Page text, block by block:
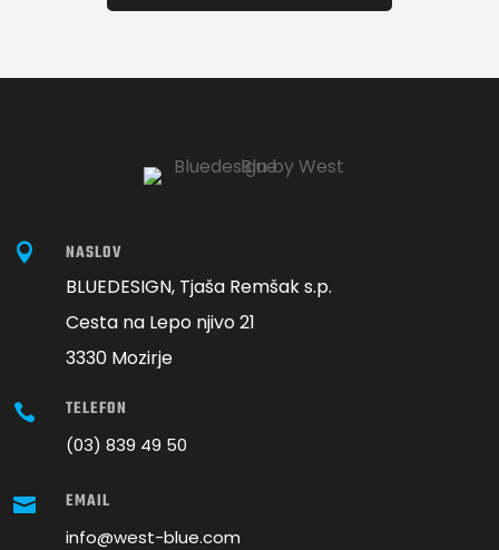

NASLOV
BLUEDESIGN, Tjaša Remšak s.p.
Cesta na Lepo njivo 21
3330 Mozirje
 TELEFON
(03) 839 49 50
 EMAIL
info@west-blue.com